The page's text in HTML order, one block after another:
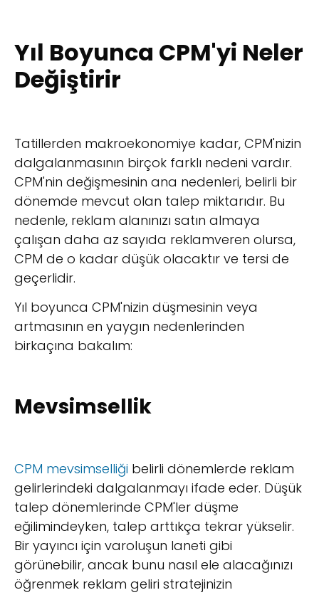
Yıl Boyunca CPM'yi Neler
Değiştirir
Tatillerden makroekonomiye kadar, CPM'nizin
dalgalanmasının birçok farklı nedeni vardır.
CPM'nin değişmesinin ana nedenleri, belirli bir
dönemde mevcut olan talep miktarıdır. Bu
nedenle, reklam alanınızı satın almaya
çalışan daha az sayıda reklamveren olursa,
CPM de o kadar düşük olacaktır ve tersi de
geçerlidir.
Yıl boyunca CPM'nizin düşmesinin veya
artmasının en yaygın nedenlerinden
birkaçına bakalım:
Mevsimsellik
CPM mevsimselliği belirli dönemlerde reklam
gelirlerindeki dalgalanmayı ifade eder. Düşük
talep dönemlerinde CPM'ler düşme
eğilimindeyken, talep arttıkça tekrar yükselir.
Bir yayıncı için varoluşun laneti gibi
görünebilir, ancak bunu nasıl ele alacağınızı
öğrenmek reklam geliri stratejinizin